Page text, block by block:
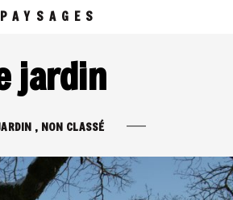
jardin
NON CLASSÉ